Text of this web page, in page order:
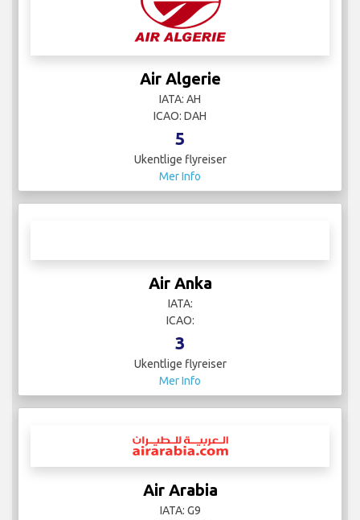
Air Algerie
IATA: AH
ICAO: DAH
5
Ukentlige flyreiser
Mer Info
Air Anka
IATA:
ICAO:
3
Ukentlige flyreiser
Mer Info
Air Arabia
IATA: G9